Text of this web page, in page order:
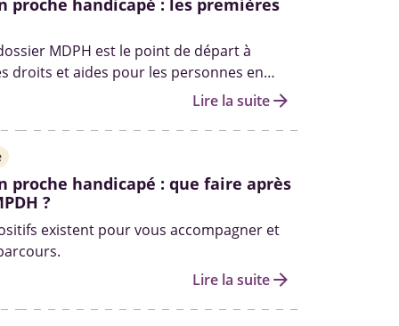
proche handicapé : les premières
MDPH est le point de départ à
droits et aides pour les personnes en
Qui peut vous aider à le remplir ?
fait le point.
Lire la suitearrow_forward
proche handicapé : que faire après
?
existent pour vous accompagner et
Lire la suitearrow_forward